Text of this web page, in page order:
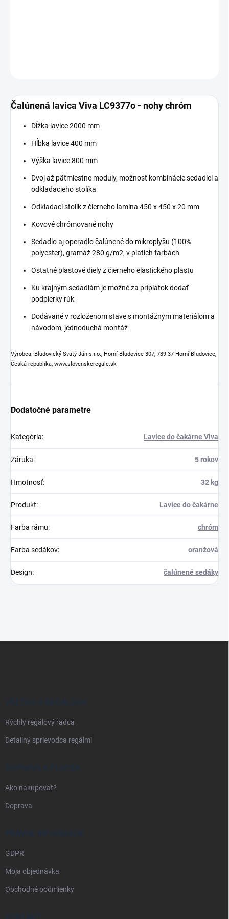
Čalúnená lavica Viva LC9377o - nohy chróm
Dĺžka lavice 2000 mm
Hĺbka lavice 400 mm
Výška lavice 800 mm
Dvoj až päťmiestne moduly, možnosť kombinácie sedadiel a
odkladacieho stolíka
Odkladací stolík z čierneho lamina 450 x 450 x 20 mm
Kovové chrómované nohy
Sedadlo aj operadlo čalúnené do mikroplyšu (100%
polyester), gramáž 280 g/m2, v piatich farbách
Ostatné plastové diely z čierneho elastického plastu
Ku krajným sedadlám je možné za príplatok dodať
podpierky rúk
Dodávané v rozloženom stave s montážnym materiálom a
návodom, jednoduchá montáž
Výrobca: Bludovický Svatý Ján s.r.o., Horní Bludovice 307, 739 37 Horní Bludovice,
Česká republika, www.slovenskeregale.sk
Dodatočné parametre
Kategória: Lavice do čakárne Viva
Záruka: 5 rokov
Hmotnosť: 32 kg
Produkt: Lavice do čakárne
Farba rámu: chróm
Farba sedákov: oranžová
Design: čalúnené sedáky
VŠETKO O REGÁLOCH
Rýchly regálový radca
Detailný sprievodca regálmi
DOPRAVA A PLATBA
Ako nakupovať?
Doprava
PRÁVNE INFORMÁCIE
GDPR
Moja objednávka
Obchodné podmienky